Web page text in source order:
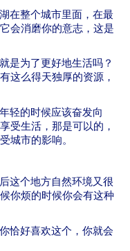
在整个城市里面，在最
会消磨你的意志，这是
是为了更好地生活吗？
这么得天独厚的资源，
轻的时候应该奋发向
受生活，那是可以的，
城市的影响。
这个地方自然环境又很
你烦的时候你会有这种
恰好喜欢这个，你就会